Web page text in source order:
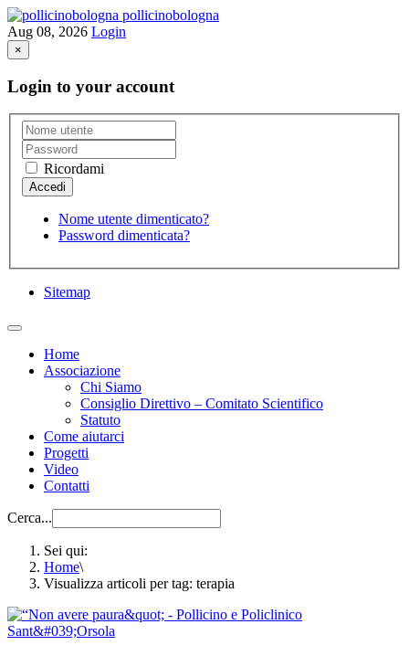
pollicinobologna
Aug 08, 2026 Login
×
Login to your account
Ricordami
Nome utente dimenticato?
Password dimenticata?
Sitemap
Home
Associazione
Chi Siamo
Consiglio Direttivo – Comitato Scientifico
Statuto
Come aiutarci
Progetti
Video
Contatti
Cerca...
Sei qui:
Home\
Visualizza articoli per tag: terapia